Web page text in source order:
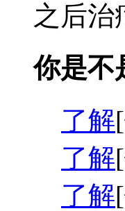
之后
你是不
了解
了解
了解